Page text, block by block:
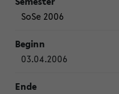
SoSe 2006
03.04.2006